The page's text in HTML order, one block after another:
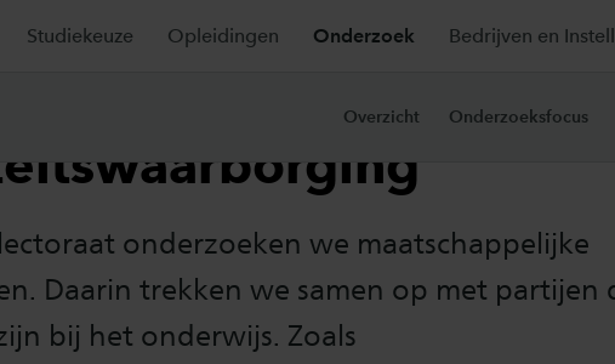
Studiekeuze Opleidingen Onderzoek Bedrijven en
Overzicht Onderzoeksfocus
en
onderzoeken we maatschappelijke
Daarin trekken we samen op met partijen
bij het onderwijs. Zoals